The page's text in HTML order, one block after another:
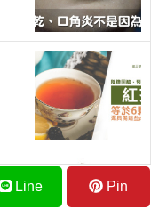
Line Pin